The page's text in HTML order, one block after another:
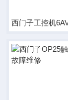
西门子工控机